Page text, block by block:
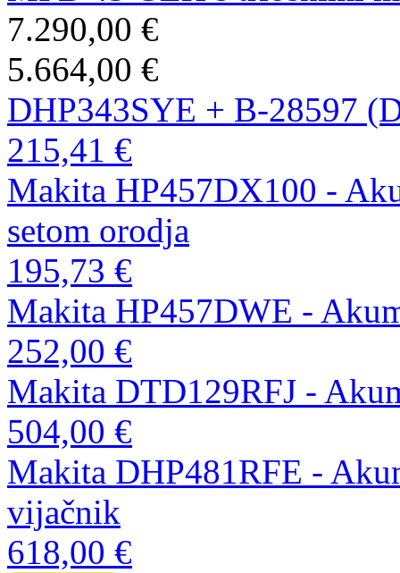
7.290,00 €
5.664,00 €
DHP343SYE + B-28597
215,41 €
Makita HP457DX100 -
setom orodja
195,73 €
Makita HP457DWE -
252,00 €
Makita DTD129RFJ -
504,00 €
Makita DHP481RFE -
vijačnik
618,00 €